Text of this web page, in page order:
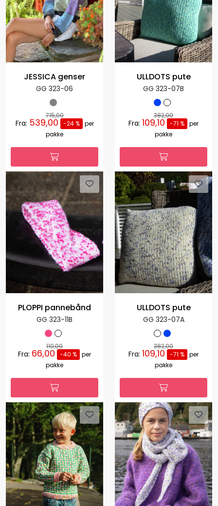
JESSICA genser
GG 323-06
715,00
Fra: 539,00 -24 %
per
pakke
ULLDOTS pute
GG 323-07B
382,00
Fra: 109,10 -71 % per
pakke
PLOPPI pannebånd
GG 323-11B
110,00
Fra: 66,00 -40 % per
pakke
ULLDOTS pute
GG 323-07A
382,00
Fra: 109,10 -71 % per
pakke